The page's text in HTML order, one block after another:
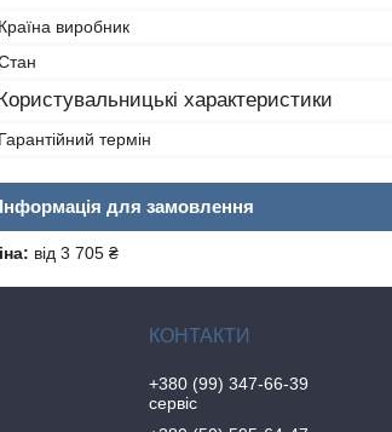
Країна виробник
характеристики
Гарантійний термін
Інформація для замовлення
від 3 705 ₴
+380 (99) 347-66-39
сервіс